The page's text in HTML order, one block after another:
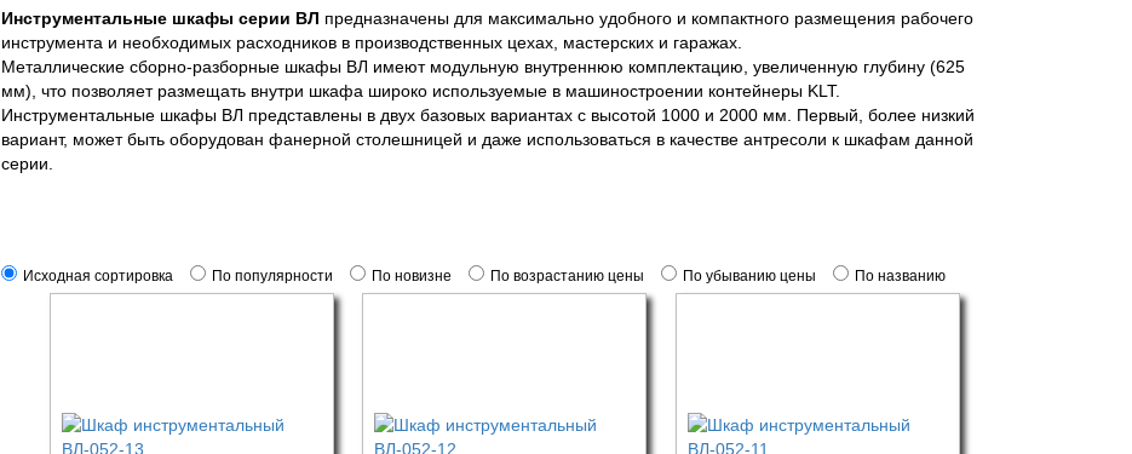
Инструментальные шкафы серии ВЛ предназначены для максимально удобного и компактного размещения рабочего
инструмента и необходимых расходников в производственных цехах, мастерских и гаражах.
Металлические сборно-разборные шкафы ВЛ имеют модульную внутреннюю комплектацию, увеличенную глубину (625
мм), что позволяет размещать внутри шкафа широко используемые в машиностроении контейнеры KLT.
Инструментальные шкафы ВЛ представлены в двух базовых вариантах с высотой 1000 и 2000 мм. Первый, более низкий
вариант, может быть оборудован фанерной столешницей и даже использоваться в качестве антресоли к шкафам данной
серии.
Исходная сортировка По популярности По новизне По возрастанию цены По убыванию цены По названию